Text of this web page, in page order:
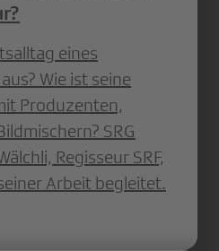
eines
Wie ist seine
Produzenten,
SRG
Regisseur SRF,
Arbeit begleitet.